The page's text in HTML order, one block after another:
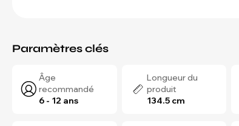
Paramètres clés
Âge
recommandé
6 - 12 ans
Longueur du
produit
134.5 cm